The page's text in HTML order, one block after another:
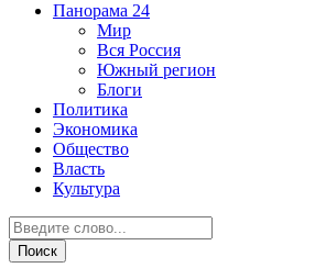
Панорама 24
Мир
Вся Россия
Южный регион
Блоги
Политика
Экономика
Общество
Власть
Культура